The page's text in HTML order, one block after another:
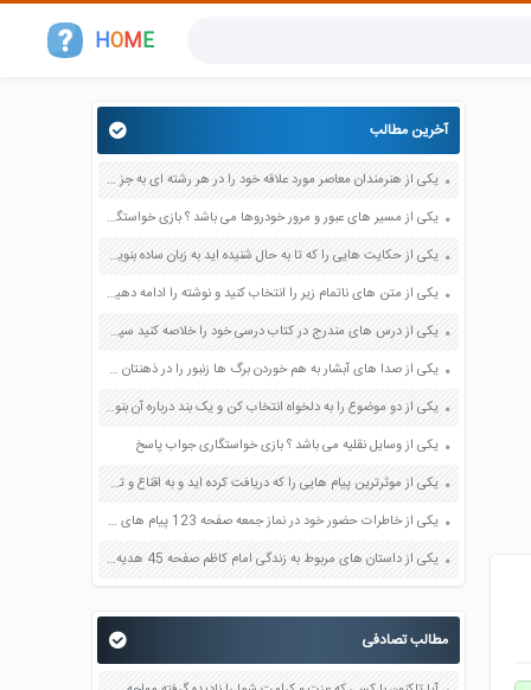
HOME
آخرین مطالب
یکی از هنرمندان معاصر مورد علاقه خود را در هر رشته ای به جز عکاسی صفحه 69 فرهنگ و هنر نهم
یکی از مسیر های عبور و مرور خودروها می باشد ؟ بازی خواستگاری جواب پاسخ
یکی از حکایت هایی را که تا به حال شنیده اید به زبان ساده بنویسید صفحه 97 نگارش ششم دبستان
یکی از متن های ناتمام زیر را انتخاب کنید و نوشته را ادامه دهید صفحه 73 و 74 کتاب نگارش فارسی پنجم دبستان
یکی از درس های مندرج در کتاب درسی خود را خلاصه کنید سپس متن خلاصه شده را با بهره گیری از روش های دسته بندی نمودار جدول نقشه مفهومی نشان دهید صفحه 118 نگارش یازدهم
یکی از صدا های آبشار به هم خوردن برگ ها زنبور را در ذهنتان مجسم کنید و درباره آن یک بند بنویسید صفحه 11 نگارش پنجم
یکی از دو موضوع را به دلخواه انتخاب کن و یک بند درباره آن بنویس صفحه 35 کتاب نگارش فارسی سوم
یکی از وسایل نقلیه می باشد ؟ بازی خواستگاری جواب پاسخ
یکی از موثرترین پیام هایی را که دریافت کرده اید و به اقناع و تغییری جدی در شما منجر شده است برسی کنید و علت این تاثیر گذاری قابل توجه را بنویسید صفحه 52 تفکر و سواد رسانه ای دهم
یکی از خاطرات حضور خود در نماز جمعه صفحه 123 پیام های آسمان هفتم
یکی از داستان های مربوط به زندگی امام کاظم صفحه 45 هدیه های آسمان چهارم
مطالب تصادفی